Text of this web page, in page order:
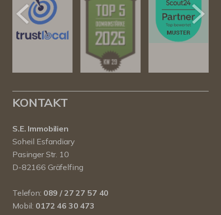
KONTAKT
S.E. Immobilien
Soheil Esfandiary
Pasinger Str. 10
D-82166 Gräfelfing
Telefon: 089 / 27 27 57 40
Mobil: 0172 46 30 473